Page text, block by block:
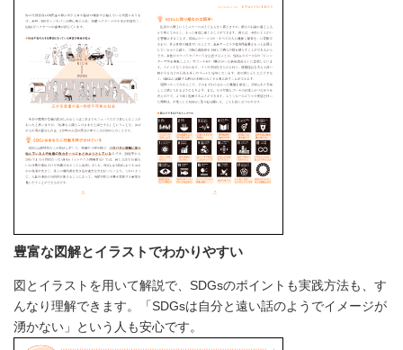
豊富な図解とイラストでわかりやすい
図とイラストを用いて解説で、SDGsのポイントも実践方法も、す
んなり理解できます。「SDGsは自分と遠い話のようでイメージが
湧かない」という人も安心です。